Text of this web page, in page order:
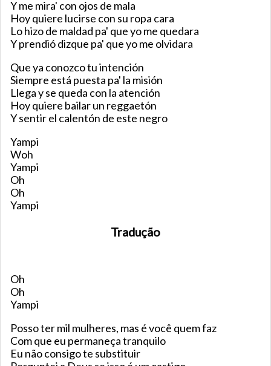
Y me mira' con ojos de mala
Hoy quiere lucirse con su ropa cara
Lo hizo de maldad pa' que yo me quedara
Y prendió dizque pa' que yo me olvidara
Que ya conozco tu intención
Siempre está puesta pa' la misión
Llega y se queda con la atención
Hoy quiere bailar un reggaetón
Y sentir el calentón de este negro
Yampi
Woh
Yampi
Oh
Oh
Yampi
Tradução
Oh
Oh
Yampi
Posso ter mil mulheres, mas é você quem faz
Com que eu permaneça tranquilo
Eu não consigo te substituir